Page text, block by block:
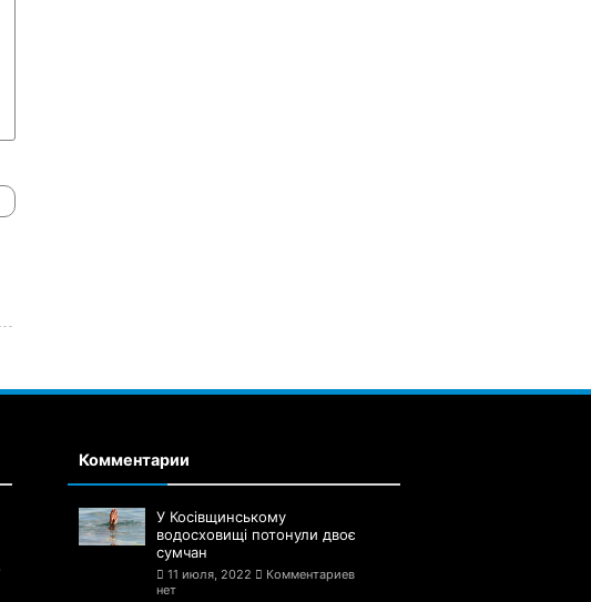
Комментарии
У Косівщинському
водосховищі потонули двоє
сумчан
11 июля, 2022
Комментариев
нет